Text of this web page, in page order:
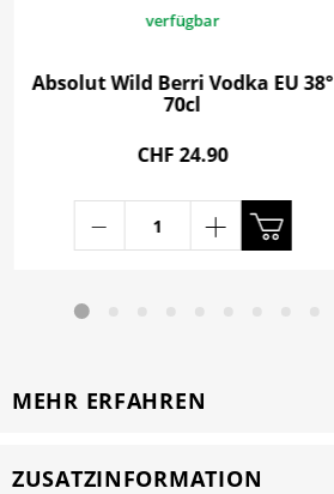
verfügbar
Absolut Wild Berri Vodka EU 38°
70cl
CHF 24.90
MEHR ERFAHREN
ZUSATZINFORMATION